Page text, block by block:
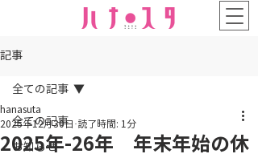
記事
全ての記事
お知らせ
全ての記事
2025年-26年 年末年始の休
hanasuta
2025年12月30日 読了時間: 1分